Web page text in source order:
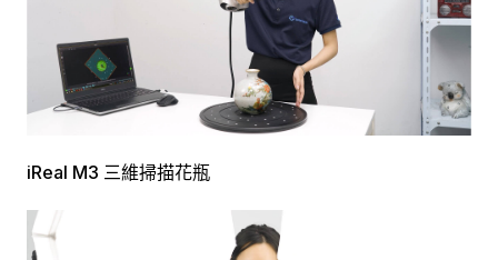
iReal M3 三維掃描花瓶